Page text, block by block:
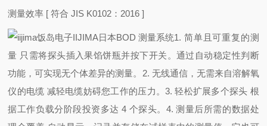
测量效率 [ 符合 JIS K0102：2016 ]
1. 简单且可重复的测
量 只需将探头插入果馅饼瓶并按下开关。 通过自动稳定性判断
功能，可实现无个体差异的测量。 2. 无线通信，无需来自溶解氧
仪的电缆 减轻电缆妨碍您工作的压力。3. 轻松扩展多个探头 根
据工作负载分阶段投资多达 4 个探头。 4. 测量后所需的数据处